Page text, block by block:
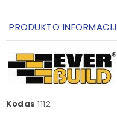
PRODUKTO
Kodas 1112